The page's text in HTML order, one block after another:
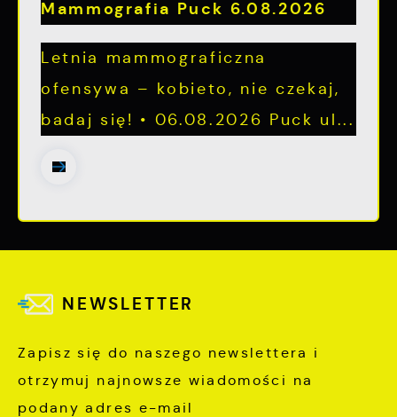
Mammografia Puck 6.08.2026
Letnia mammograficzna
ofensywa – kobieto, nie czekaj,
badaj się! • 06.08.2026 Puck ul...
NEWSLETTER
Zapisz się do naszego newslettera i
otrzymuj najnowsze wiadomości na
podany adres e-mail